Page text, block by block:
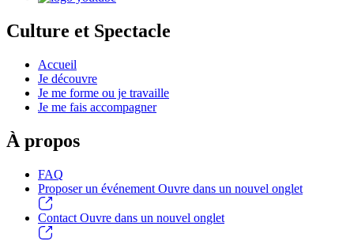
Culture et Spectacle
Accueil
Je découvre
Je me forme ou je travaille
Je me fais accompagner
À propos
FAQ
Proposer un événement Ouvre dans un nouvel onglet
Contact Ouvre dans un nouvel onglet